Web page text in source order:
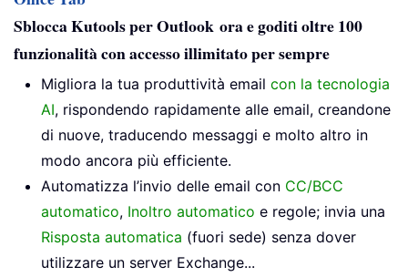
Sblocca Kutools per Outlook ora e goditi oltre 100
funzionalità con accesso illimitato per sempre
Migliora la tua produttività email con la tecnologia
AI, rispondendo rapidamente alle email, creandone
di nuove, traducendo messaggi e molto altro in
modo ancora più efficiente.
Automatizza l’invio delle email con CC/BCC
automatico, Inoltro automatico e regole; invia una
Risposta automatica (fuori sede) senza dover
utilizzare un server Exchange...